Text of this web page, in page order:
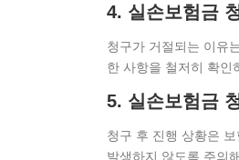
4. 실손보험금
청구가 거절되는 이유
한 사항을 철저히 확인
5. 실손보험금
청구 후 진행 상황은
발생하지 않도록 주의